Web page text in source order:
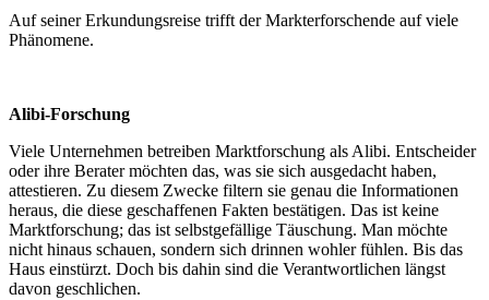
Auf seiner Erkundungsreise trifft der Markterforschende auf viele
Phänomene.
Alibi-Forschung
Viele Unternehmen betreiben Marktforschung als Alibi. Entscheider
oder ihre Berater möchten das, was sie sich ausgedacht haben,
attestieren. Zu diesem Zwecke filtern sie genau die Informationen
heraus, die diese geschaffenen Fakten bestätigen. Das ist keine
Marktforschung; das ist selbstgefällige Täuschung. Man möchte
nicht hinaus schauen, sondern sich drinnen wohler fühlen. Bis das
Haus einstürzt. Doch bis dahin sind die Verantwortlichen längst
davon geschlichen.